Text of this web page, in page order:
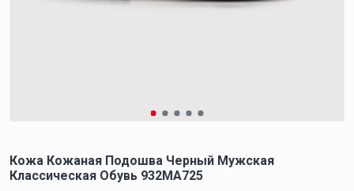
Кожа Кожаная Подошва Черный Мужская
Классическая Обувь 932MA725